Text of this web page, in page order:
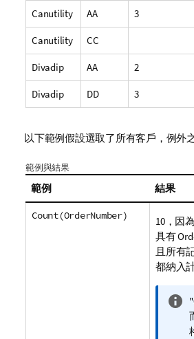
Canutility AA 3
Canutility CC
Divadip AA 2
Divadip DD 3
以下範例假設選取了所有客戶，例外
範例與結果
範例 結果
Count(OrderNumber)
10，因
具有
且所有
都納入